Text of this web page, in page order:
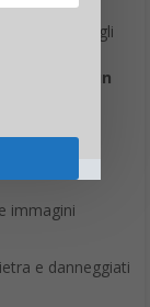
e agli
lavoro
a punto di
un
capace di
geroglifici,
immagini
e danneggiati